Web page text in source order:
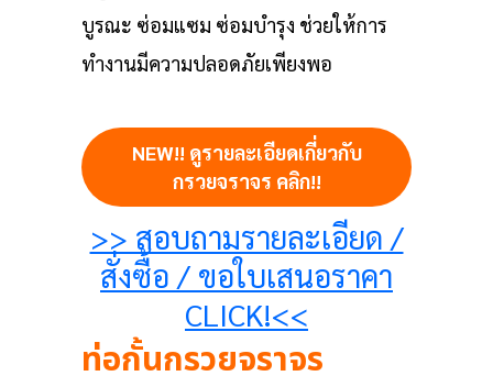
บูรณะ ซ่อมแซม ซ่อมบำรุง ช่วยให้การ
ทำงานมีความปลอดภัยเพียงพอ
NEW!! ดูรายละเอียดเกี่ยวกับ
กรวยจราจร คลิก!!
>> สอบถามรายละเอียด /
สั่งซื้อ / ขอใบเสนอราคา
CLICK!<<
ท่อกั้นกรวยจราจร